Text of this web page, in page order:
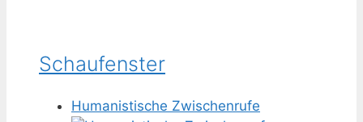
Schaufenster
Humanistische Zwischenrufe